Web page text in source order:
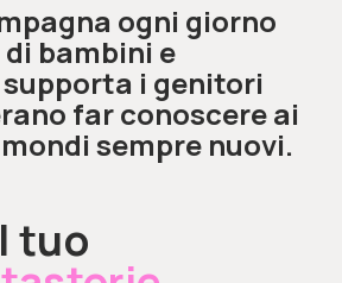
ogni giorno
bambini e
i genitori
far conoscere ai
sempre nuovi.
tuo